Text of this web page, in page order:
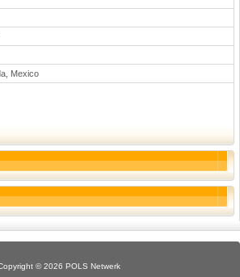
Mexico
© 2026 POLS Netwerk